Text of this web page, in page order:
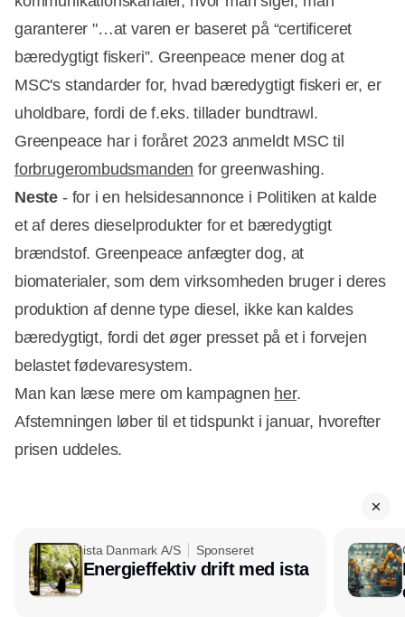
garanterer "…at varen er baseret på “certificeret
bæredygtigt fiskeri”. Greenpeace mener dog at
MSC's standarder for, hvad bæredygtigt fiskeri er, er
uholdbare, fordi de f.eks. tillader bundtrawl.
Greenpeace har i foråret 2023 anmeldt MSC til
forbrugerombudsmanden for greenwashing.
Neste - for i en helsidesannonce i Politiken at kalde
et af deres dieselprodukter for et bæredygtigt
brændstof. Greenpeace anfægter dog, at
biomaterialer, som dem virksomheden bruger i deres
produktion af denne type diesel, ikke kan kaldes
bæredygtigt, fordi det øger presset på et i forvejen
belastet fødevaresystem.
Man kan læse mere om kampagnen her.
Afstemningen løber til et tidspunkt i januar, hvorefter
prisen uddeles.
ista Danmark A/S Sponseret
Energieffektiv drift med ista